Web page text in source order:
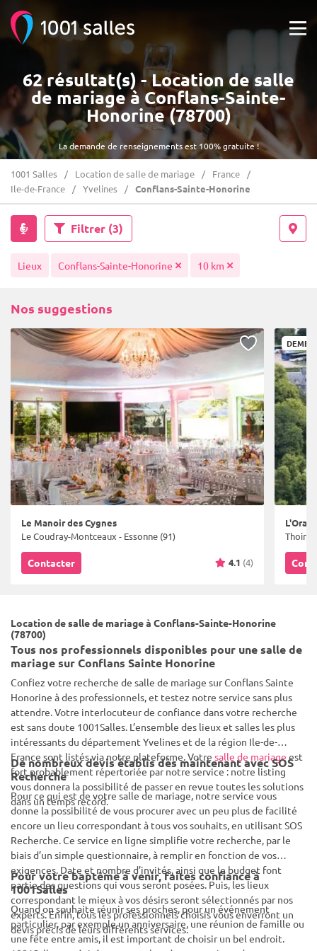
La demande de renseignements est 100% gratuite !
62 résultat(s) - Location de salle
de mariage à Conflans-Sainte-
Honorine (78700)
1001 Salles Location de salle de mariage
France
Ile-de-France
Yvelines Conflans-Sainte-Honorine
Filtrer (3)
Lieux Conflans-Sainte-Honorine 10 km
Nos suggestions
Le Manoir des Cygnes
Le Coudray-Montceaux - Essonne (91)
Contacter 4.1 (4)
Thoiry
Location de salle de mariage à Conflans-Sainte-Honorine
(78700)
Tous nos professionnels disponibles pour une salle de
mariage sur Conflans Sainte Honorine
Confiez votre recherche de salle de mariage sur Conflans Sainte
Honorine à des professionnels, et testez notre service sans plus
attendre. Votre interlocuteur de confiance dans votre recherche
est sans doute 1001Salles. L’ensemble des lieux et salles les plus
intéressants du département Yvelines et de la région Ile-de-
France sont listés via notre plateforme. Votre salle de mariage est
fort probablement répertoriée par notre service : notre listing
vous donnera la possibilité de passer en revue toutes les solutions
dans un temps record.
De nombreux devis établis dès maintenant avec SOS
Recherche
Pour ce qui est de votre salle de mariage, notre service vous
donne la possibilité de vous procurer avec un peu plus de facilité
encore un lieu correspondant à tous vos souhaits, en utilisant SOS
Recherche. Ce service en ligne simplifie votre recherche, par le
biais d’un simple questionnaire, à remplir en fonction de vos
exigences. Date et nombre d’invités, ainsi que le budget font
partie des questions qui vous seront posées. Puis, les lieux
correspondant le mieux à vos désirs seront sélectionnés par nos
experts. Enfin, tous les professionnels choisis vous enverront un
devis précis de leurs différents services.
Pour votre baptême à venir, faites confiance à
1001Salles
Quand on souhaite réunir ses proches, pour un événement
particulier, par exemple un anniversaire, une réunion de famille ou
une fête entre amis, il est important de choisir un bel endroit.